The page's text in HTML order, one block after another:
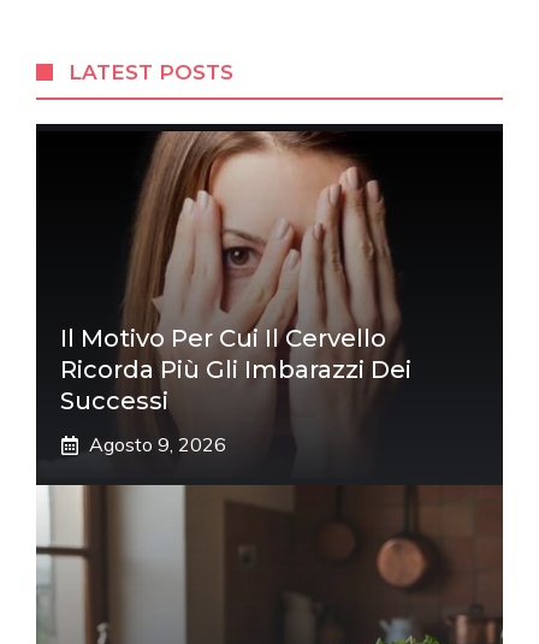
LATEST POSTS
Il Motivo Per Cui Il Cervello
Ricorda Più Gli Imbarazzi Dei
Successi
Agosto 9, 2026